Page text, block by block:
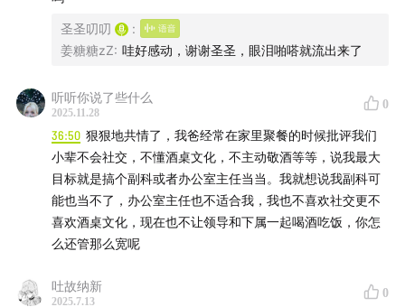
圣圣叨叨
:
姜糖糖zZ: 哇好感动，谢谢圣圣，眼泪啪嗒就流出来了
听听你说了些什么
2025.11.28
0
36:50 狠狠地共情了，我爸经常在家里聚餐的时候批评我们
小辈不会社交，不懂酒桌文化，不主动敬酒等等，说我最大
目标就是搞个副科或者办公室主任当当。我就想说我副科可
能也当不了，办公室主任也不适合我，我也不喜欢社交更不
喜欢酒桌文化，现在也不让领导和下属一起喝酒吃饭，你怎
么还管那么宽呢
吐故纳新
2025.7.13
0